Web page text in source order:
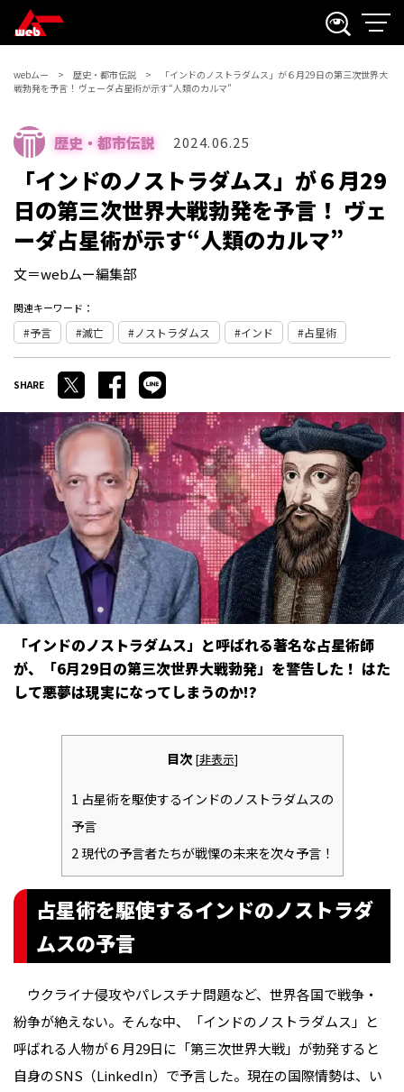
webムー 歴史・都市伝説
「インドのノストラダムス」が６月29日の第三次世界大
戦勃発を予言！ ヴェーダ占星術が示す“人類のカルマ”
歴史・都市伝説 2024.06.25
「インドのノストラダムス」が６月29
日の第三次世界大戦勃発を予言！ ヴェ
ーダ占星術が示す“人類のカルマ”
文＝webムー編集部
関連キーワード：
予言 滅亡 ノストラダムス インド 占星術
「インドのノストラダムス」と呼ばれる著名な占星術師
が、「6月29日の第三次世界大戦勃発」を警告した！ はた
して悪夢は現実になってしまうのか――!?
目次 [非表示]
1 占星術を駆使するインドのノストラダムスの
予言
2現代の予言者たちが戦慄の未来を次々予言！
占星術を駆使するインドのノストラダ
ムスの予言
ウクライナ侵攻やパレスチナ問題など、世界各国で戦争・
紛争が絶えない。そんな中、「インドのノストラダムス」と
呼ばれる人物が６月29日に「第三次世界大戦」が勃発すると
自身のSNS（LinkedIn）で予言した。現在の国際情勢は、い